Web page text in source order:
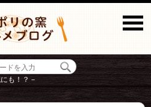
食材
も！？－